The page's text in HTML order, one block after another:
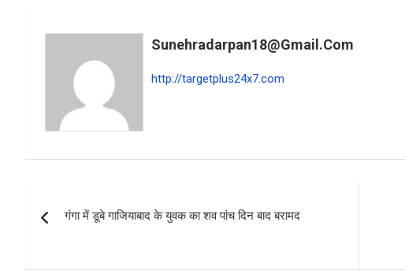
o
o
k
A
p
p
Sunehradarpan18@gmail.com
http://targetplus24x7.com
navigation
गंगा में डूबे गाजियाबाद के युवक का शव पांच दिन बाद बरामद